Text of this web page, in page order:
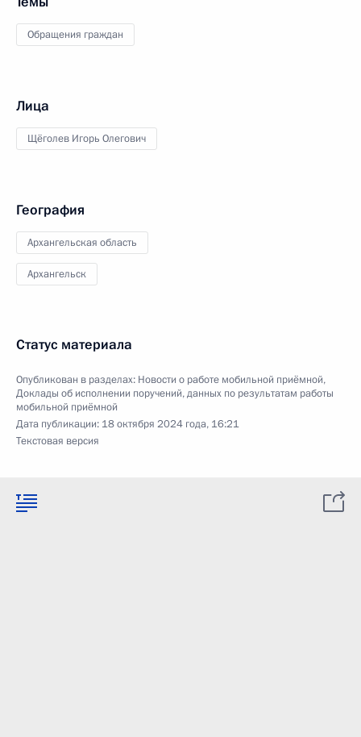
Обращения граждан
Лица
Щёголев Игорь Олегович
География
Архангельская область
Архангельск
Статус материала
Опубликован в разделах: Новости о работе мобильной приёмной,
Доклады об исполнении поручений, данных по результатам работы
мобильной приёмной
Дата публикации: 18 октября 2024 года, 16:21
Текстовая версия